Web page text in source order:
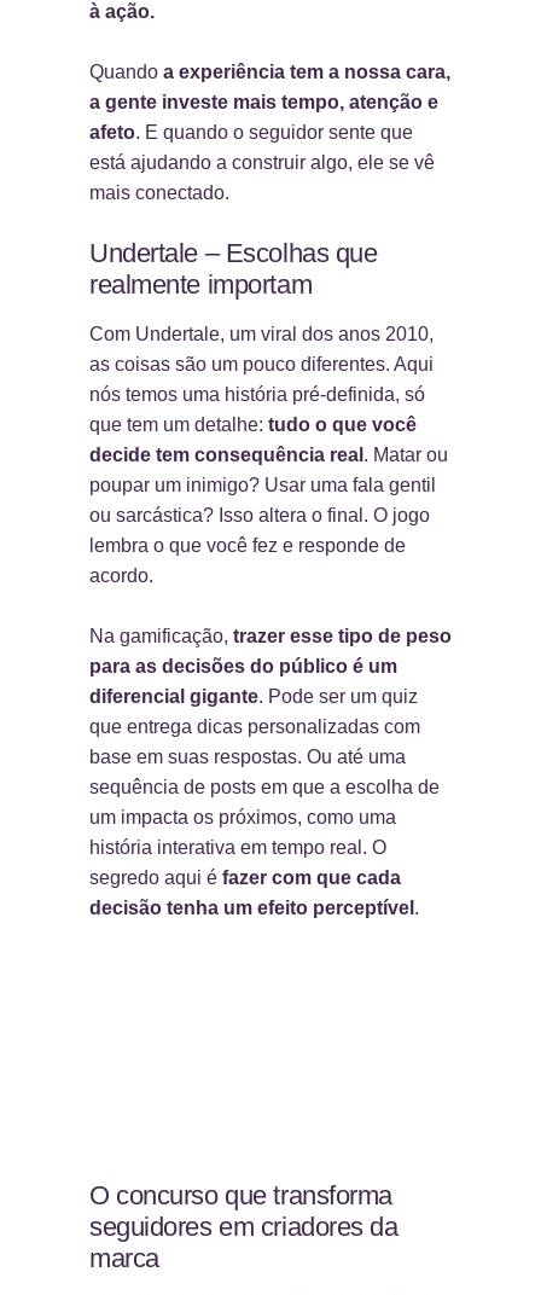
à ação.
Quando a experiência tem a nossa cara,
a gente investe mais tempo, atenção e
afeto. E quando o seguidor sente que
está ajudando a construir algo, ele se vê
mais conectado.
Undertale – Escolhas que
realmente importam
Com Undertale, um viral dos anos 2010,
as coisas são um pouco diferentes. Aqui
nós temos uma história pré-definida, só
que tem um detalhe: tudo o que você
decide tem consequência real . Matar ou
poupar um inimigo? Usar uma fala gentil
ou sarcástica? Isso altera o final. O jogo
lembra o que você fez e responde de
acordo.
Na gamificação, trazer esse tipo de peso
para as decisões do público é um
diferencial gigante. Pode ser um quiz
que entrega dicas personalizadas com
base em suas respostas. Ou até uma
sequência de posts em que a escolha de
um impacta os próximos, como uma
história interativa em tempo real. O
segredo aqui é fazer com que cada
decisão tenha um efeito perceptível .
O concurso que transforma
seguidores em criadores da
marca